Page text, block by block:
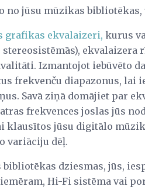
no jūsu mūzikas
grafikas ekvalaizeri, kurus
stereosistēmās), ekvalaizera
Izmantojot iebūvēto
frekvenču diapazonus, lai
Savā ziņā domājiet par
frekvences joslas jūs
klausītos jūsu digitālo
variāciju dēļ.
dziesmas, jūs,
Hi-Fi sistēma vai